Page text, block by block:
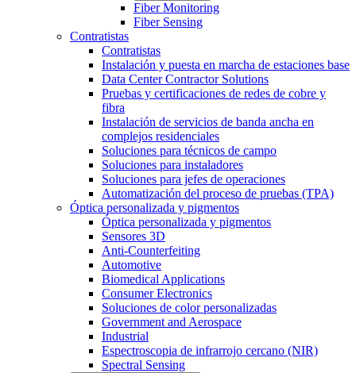
Fiber Monitoring
Fiber Sensing
Contratistas
Contratistas
Instalación y puesta en marcha de estaciones base
Data Center Contractor Solutions
Pruebas y certificaciones de redes de cobre y
fibra
Instalación de servicios de banda ancha en
complejos residenciales
Soluciones para técnicos de campo
Soluciones para instaladores
Soluciones para jefes de operaciones
Automatización del proceso de pruebas (TPA)
Óptica personalizada y pigmentos
Óptica personalizada y pigmentos
Sensores 3D
Anti-Counterfeiting
Automotive
Biomedical Applications
Consumer Electronics
Soluciones de color personalizadas
Government and Aerospace
Industrial
Espectroscopia de infrarrojo cercano (NIR)
Spectral Sensing